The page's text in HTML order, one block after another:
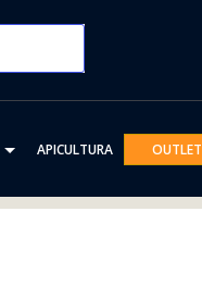
APICULTURA OUTLET